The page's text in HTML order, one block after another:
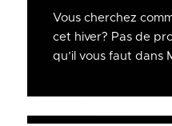
Vous cherchez
cet hiver? Pas de
qu’il vous faut dans